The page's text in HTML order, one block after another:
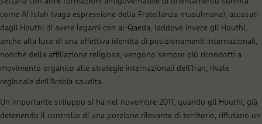
come Al Islah (vaga espressione della Fratellanza musulmana), accusati
dagli Houthi di avere legami con al-Qaeda, laddove invece gli Houthi,
anche alla luce di una effettiva identità di posizionamenti internazionali,
nonché della affiliazione religiosa, vengono sempre più ricondotti a
movimento organico alle strategie internazionali dell’Iran, rivale
regionale dell’Arabia saudita.
Un importante sviluppo si ha nel novembre 2011, quando gli Houthi, già
detenendo il controllo di una porzione rilevante di territorio, rifiutano un